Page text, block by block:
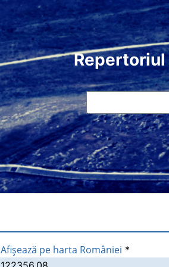
Repertoriul
Afişează pe harta României *